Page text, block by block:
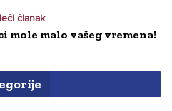
članak
malo vašeg vremena!